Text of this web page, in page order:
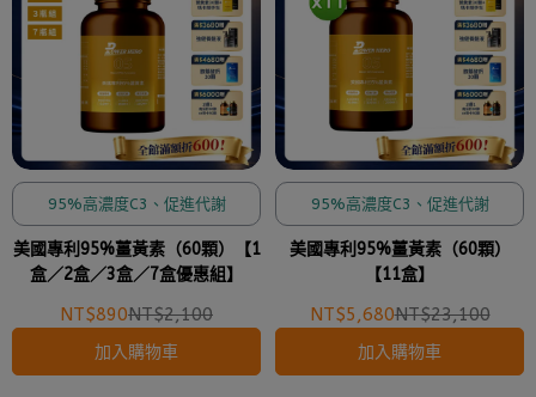
95%高濃度C3、促進代謝
美國專利95%薑黃素（60顆）【1
盒／2盒／3盒／7盒優惠組】
NT$890NT$2,100
加入購物車
95%高濃度C3、促進代謝
美國專利95%薑黃素（60顆）
【11盒】
NT$5,680NT$23,100
加入購物車